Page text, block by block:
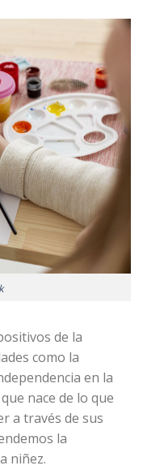
de la
como la
en la
nace de lo que
a través de sus
la
niñez.